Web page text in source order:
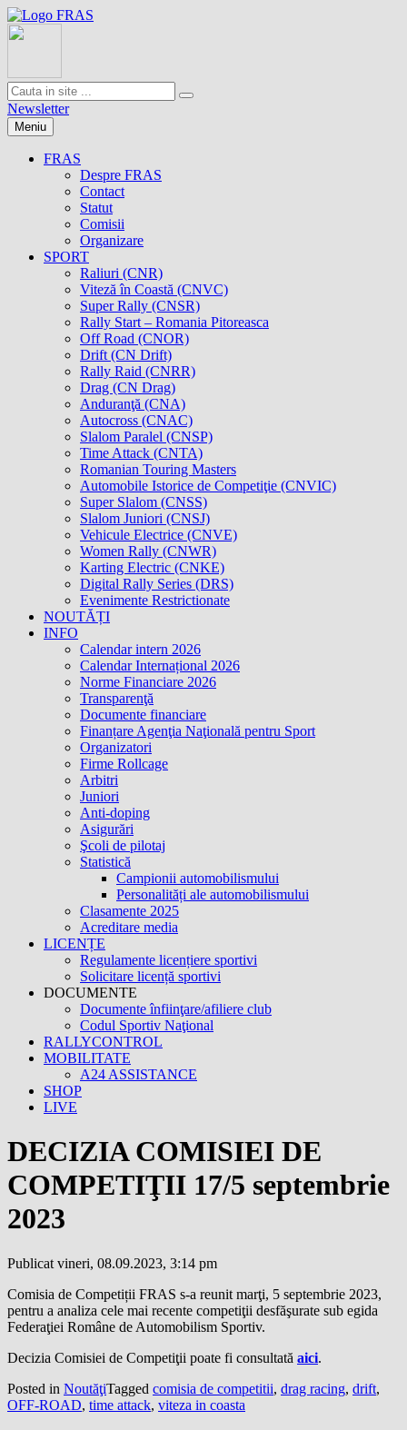
Newsletter
Meniu
FRAS
Despre FRAS
Contact
Statut
Comisii
Organizare
SPORT
Raliuri (CNR)
Viteză în Coastă (CNVC)
Super Rally (CNSR)
Rally Start – Romania Pitoreasca
Off Road (CNOR)
Drift (CN Drift)
Rally Raid (CNRR)
Drag (CN Drag)
Anduranţă (CNA)
Autocross (CNAC)
Slalom Paralel (CNSP)
Time Attack (CNTA)
Romanian Touring Masters
Automobile Istorice de Competiţie (CNVIC)
Super Slalom (CNSS)
Slalom Juniori (CNSJ)
Vehicule Electrice (CNVE)
Women Rally (CNWR)
Karting Electric (CNKE)
Digital Rally Series (DRS)
Evenimente Restrictionate
NOUTĂȚI
INFO
Calendar intern 2026
Calendar Internațional 2026
Norme Financiare 2026
Transparenţă
Documente financiare
Finanțare Agenţia Naţională pentru Sport
Organizatori
Firme Rollcage
Arbitri
Juniori
Anti-doping
Asigurări
Şcoli de pilotaj
Statistică
Campionii automobilismului
Personalități ale automobilismului
Clasamente 2025
Acreditare media
LICENȚE
Regulamente licențiere sportivi
Solicitare licență sportivi
DOCUMENTE
Documente înfiinţare/afiliere club
Codul Sportiv Naţional
RALLYCONTROL
MOBILITATE
A24 ASSISTANCE
SHOP
LIVE
DECIZIA COMISIEI DE
COMPETIŢII 17/5 septembrie
2023
Publicat vineri, 08.09.2023, 3:14 pm
Comisia de Competiții FRAS s-a reunit marţi, 5 septembrie 2023,
pentru a analiza cele mai recente competiţii desfăşurate sub egida
Federaţiei Române de Automobilism Sportiv.
Decizia Comisiei de Competiţii poate fi consultată aici.
Posted in NoutăţiTagged comisia de competitii, drag racing, drift,
OFF-ROAD, time attack, viteza in coasta